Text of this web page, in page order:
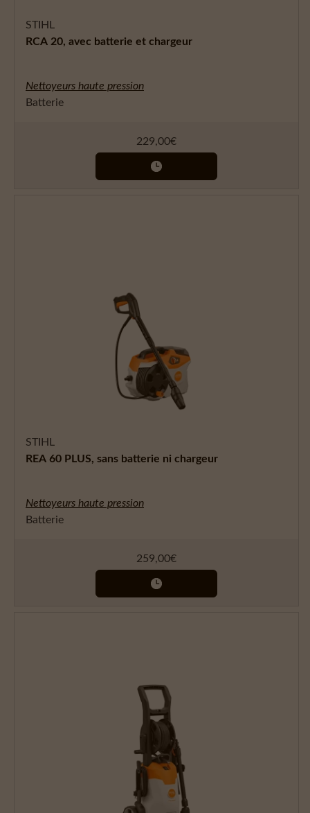
STIHL
RCA 20, avec batterie et chargeur
Nettoyeurs haute pression
Batterie
229,00€
STIHL
REA 60 PLUS, sans batterie ni chargeur
Nettoyeurs haute pression
Batterie
259,00€